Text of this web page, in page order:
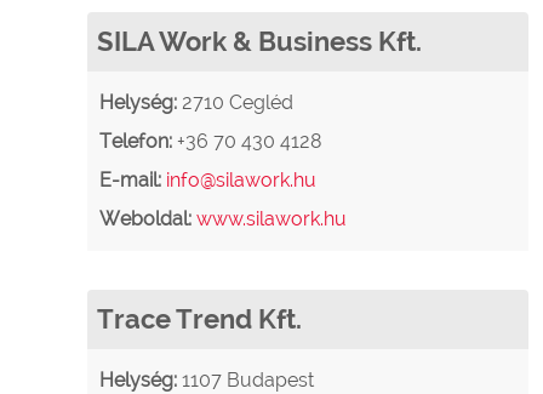
SILA Work & Business Kft.
Helység: 2710 Cegléd
Telefon: +36 70 430 4128
E-mail: info@silawork.hu
Weboldal: www.silawork.hu
Trace Trend Kft.
Helység: 1107 Budapest